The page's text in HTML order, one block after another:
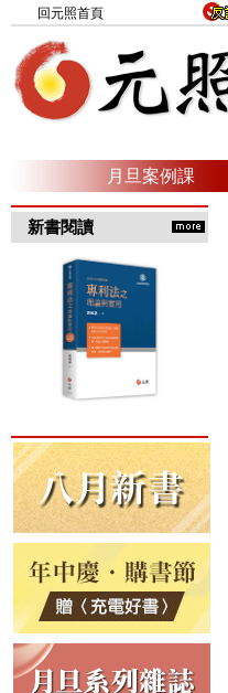
回元照首頁
月旦案例課
新書閱讀